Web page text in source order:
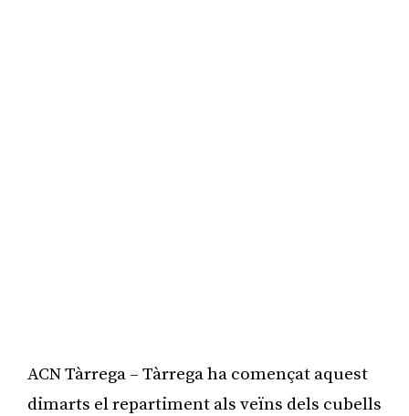
ACN Tàrrega – Tàrrega ha començat aquest
dimarts el repartiment als veïns dels cubells